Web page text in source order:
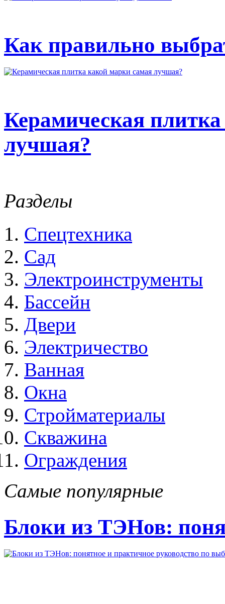
Как правильно
Керамическая
лучшая?
Разделы
Спецтехника
Сад
Электроинструменты
Бассейн
Двери
Электричество
Ванная
Окна
Стройматериалы
Скважина
Ограждения
Самые популярные
Блоки из ТЭНов: